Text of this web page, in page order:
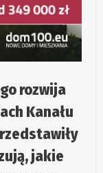
rozwija
Kanału
jakie